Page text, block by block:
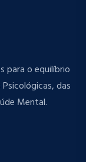
para o equilíbrio
das
Mental.